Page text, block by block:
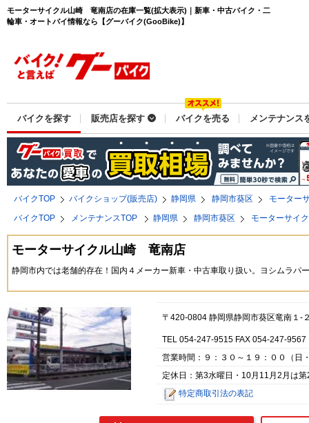
モーターサイクル山崎 竜南店の在庫一覧(拡大表示)｜新車・中古バイク・二
輪車・オートバイ情報なら【グーバイク(GooBike)】
バイクを探す 販売店を探す バイクを売る メンテナンス
バイクTOP バイクショップ(販売店) 静岡県 静岡市葵区
モーター
バイクTOP
メンテナンスTOP 静岡県 静岡市葵区 モーターサイ
モーターサイクル山崎 竜南店
静岡市内では老舗的存在！国内４メーカー新車・中古車取り扱い。ヨシムラパ
〒420-0804 静岡県静岡市葵区竜南１-
TEL 054-247-9515 FAX 054-247-9567
営業時間：９：３０～１９：００（日
定休日：第3水曜日・10月11月2月は
特定商取引法の表記